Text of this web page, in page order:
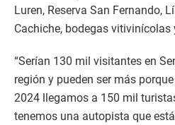
Luren, Reserva San Fernando,
Cachiche, bodegas vitivinícolas
“Serían 130 mil visitantes en
región y pueden ser más
2024 llegamos a 150 mil
tenemos una autopista que